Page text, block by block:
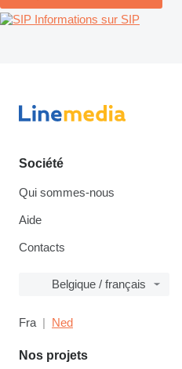
Informations sur SIP
Société
Qui sommes-nous
Aide
Contacts
Belgique / français
Fra Ned
Nos projets